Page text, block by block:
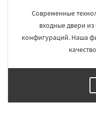
Современные
входные двери
конфигураций. Наша